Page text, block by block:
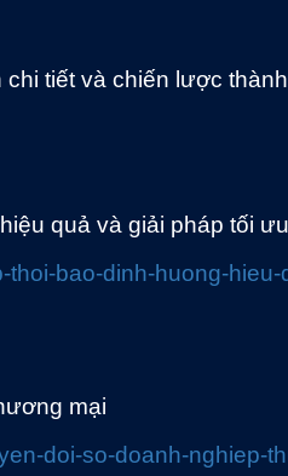
tiết và chiến lược
quả và giải pháp tối
bao-dinh-huong-hieu-
mại
doi-so-doanh-nghiep-